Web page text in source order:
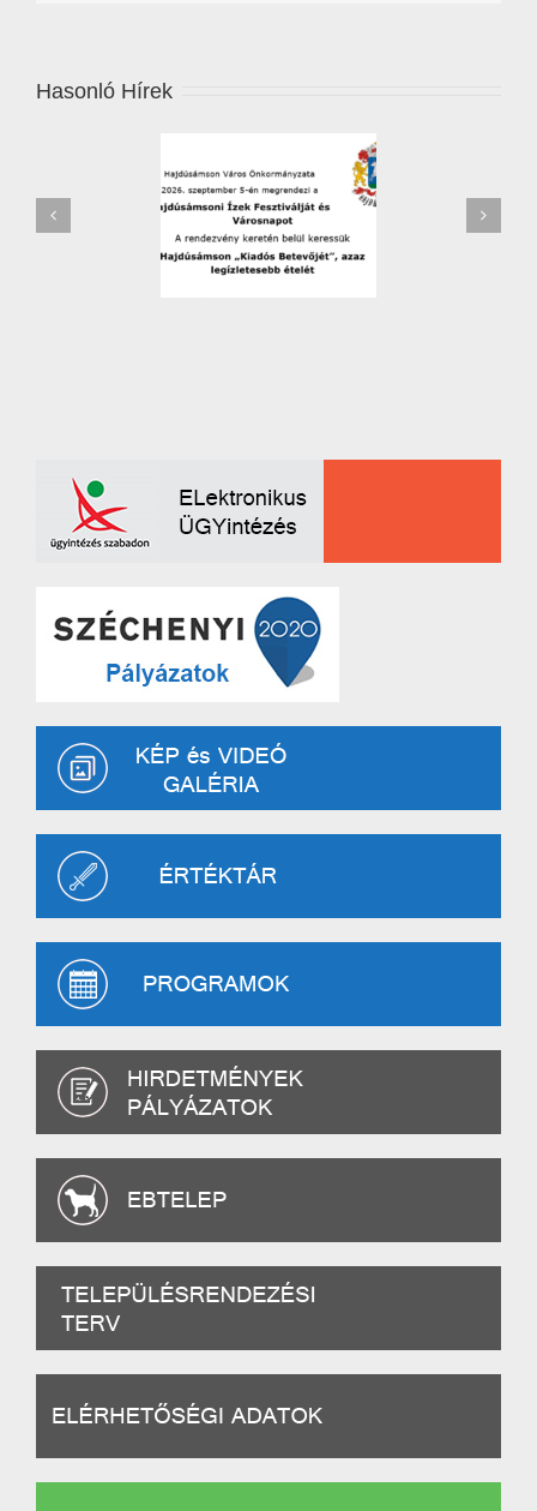
Hasonló Hírek
– 2026 –
Leállítják a jégkármérséklő
rendszert Hajdú-Biharban